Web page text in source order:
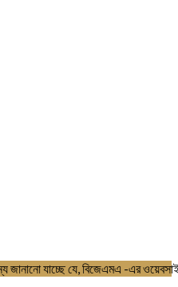
যাচ্ছে যে, বিজেএমএ -